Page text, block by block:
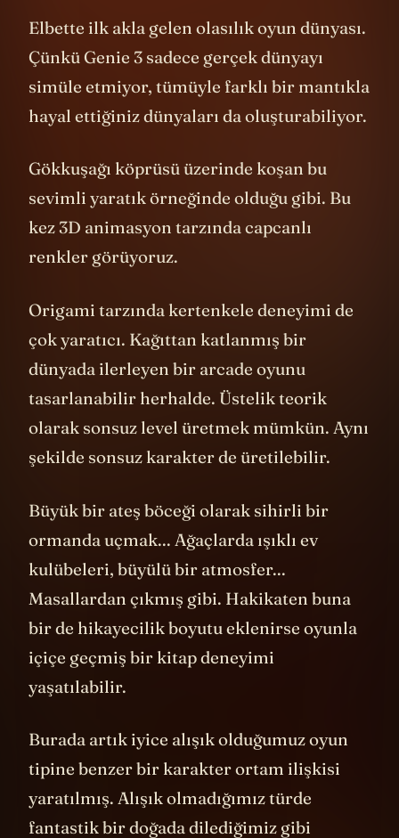
Elbette ilk akla gelen olasılık oyun dünyası.
Çünkü Genie 3 sadece gerçek dünyayı
simüle etmiyor, tümüyle farklı bir mantıkla
Gökkuşağı köprüsü üzerinde koşan bu
sevimli yaratık örneğinde olduğu gibi. Bu
kez 3D animasyon tarzında capcanlı
Origami tarzında kertenkele deneyimi de
çok yaratıcı. Kağıttan katlanmış bir
dünyada ilerleyen bir arcade oyunu
tasarlanabilir herhalde. Üstelik teorik
olarak sonsuz level üretmek mümkün. Aynı
Büyük bir ateş böceği olarak sihirli bir
ormanda uçmak... Ağaçlarda ışıklı ev
kulübeleri, büyülü bir atmosfer...
Masallardan çıkmış gibi. Hakikaten buna
bir de hikayecilik boyutu eklenirse oyunla
içiçe geçmiş bir kitap deneyimi
Burada artık iyice alışık olduğumuz oyun
tipine benzer bir karakter ortam ilişkisi
yaratılmış. Alışık olmadığımız türde